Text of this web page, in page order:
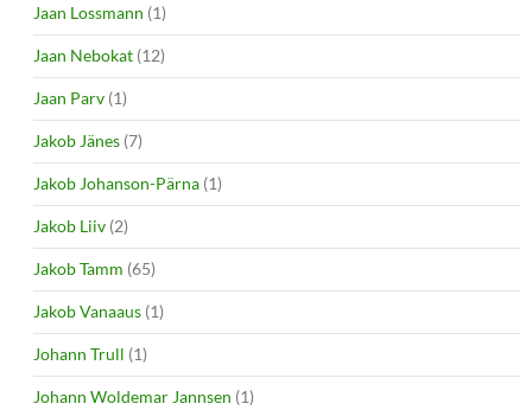
Jaan Lossmann (1)
Jaan Nebokat (12)
Jaan Parv (1)
Jakob Jänes (7)
Jakob Johanson-Pärna (1)
Jakob Liiv (2)
Jakob Tamm (65)
Jakob Vanaaus (1)
Johann Trull (1)
Johann Woldemar Jannsen (1)